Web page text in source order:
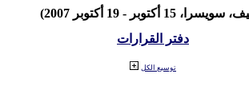
15 أكتوبر - 19 أكتوبر 2007)
دفتر القرارات
توسيع الكل